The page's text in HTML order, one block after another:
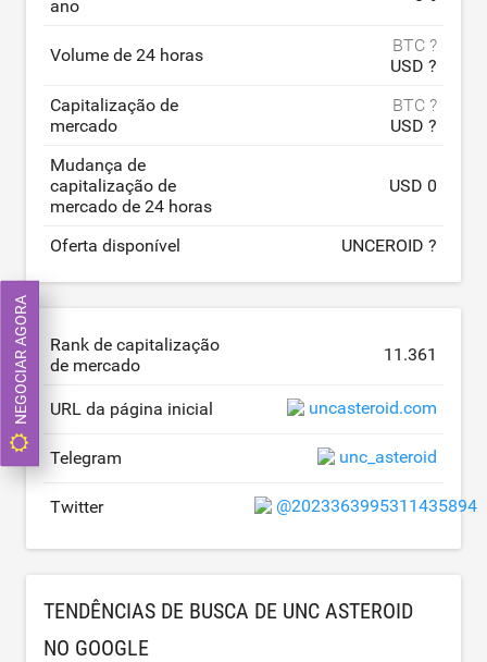
ano
Volume de 24 horas
BTC ?
USD ?
Capitalização de
mercado
BTC ?
USD ?
Mudança de
capitalização de
mercado de 24 horas
USD 0
Oferta disponível UNCEROID ?
Rank de capitalização
de mercado
11.361
URL da página inicial uncasteroid.com
Telegram unc_asteroid
Twitter @2023363995311435894
TENDÊNCIAS DE BUSCA DE UNC ASTEROID
NO GOOGLE
NEGOCIAR AGORA